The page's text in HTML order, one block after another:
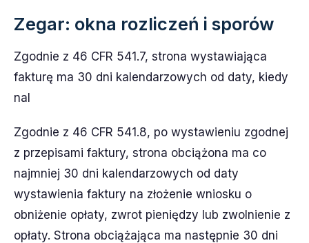
Zegar: okna rozliczeń i sporów
Zgodnie z 46 CFR 541.7, strona wystawiająca
fakturę ma 30 dni kalendarzowych od daty, kiedy
nal
Zgodnie z 46 CFR 541.8, po wystawieniu zgodnej
z przepisami faktury, strona obciążona ma co
najmniej 30 dni kalendarzowych od daty
wystawienia faktury na złożenie wniosku o
obniżenie opłaty, zwrot pieniędzy lub zwolnienie z
opłaty. Strona obciążająca ma następnie 30 dni